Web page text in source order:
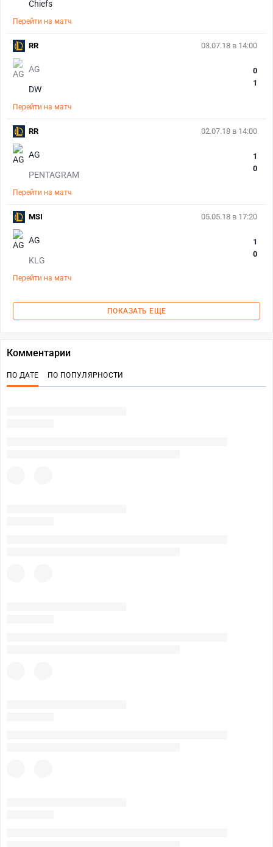
Chiefs
Перейти на матч
03.07.18 в 14:00
AG
DW
0
1
Перейти на матч
RR
02.07.18 в 14:00
AG
PENTAGRAM
1
0
Перейти на матч
RR
05.05.18 в 17:20
AG
KLG
1
0
Перейти на матч
MSI
ПОКАЗАТЬ ЕЩЕ
Комментарии
ПО ДАТЕ ПО ПОПУЛЯРНОСТИ